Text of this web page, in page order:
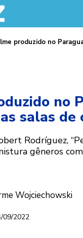
produzido no
no
salas de
Rodríguez,
gêneros
Wojciechowski
09/2022